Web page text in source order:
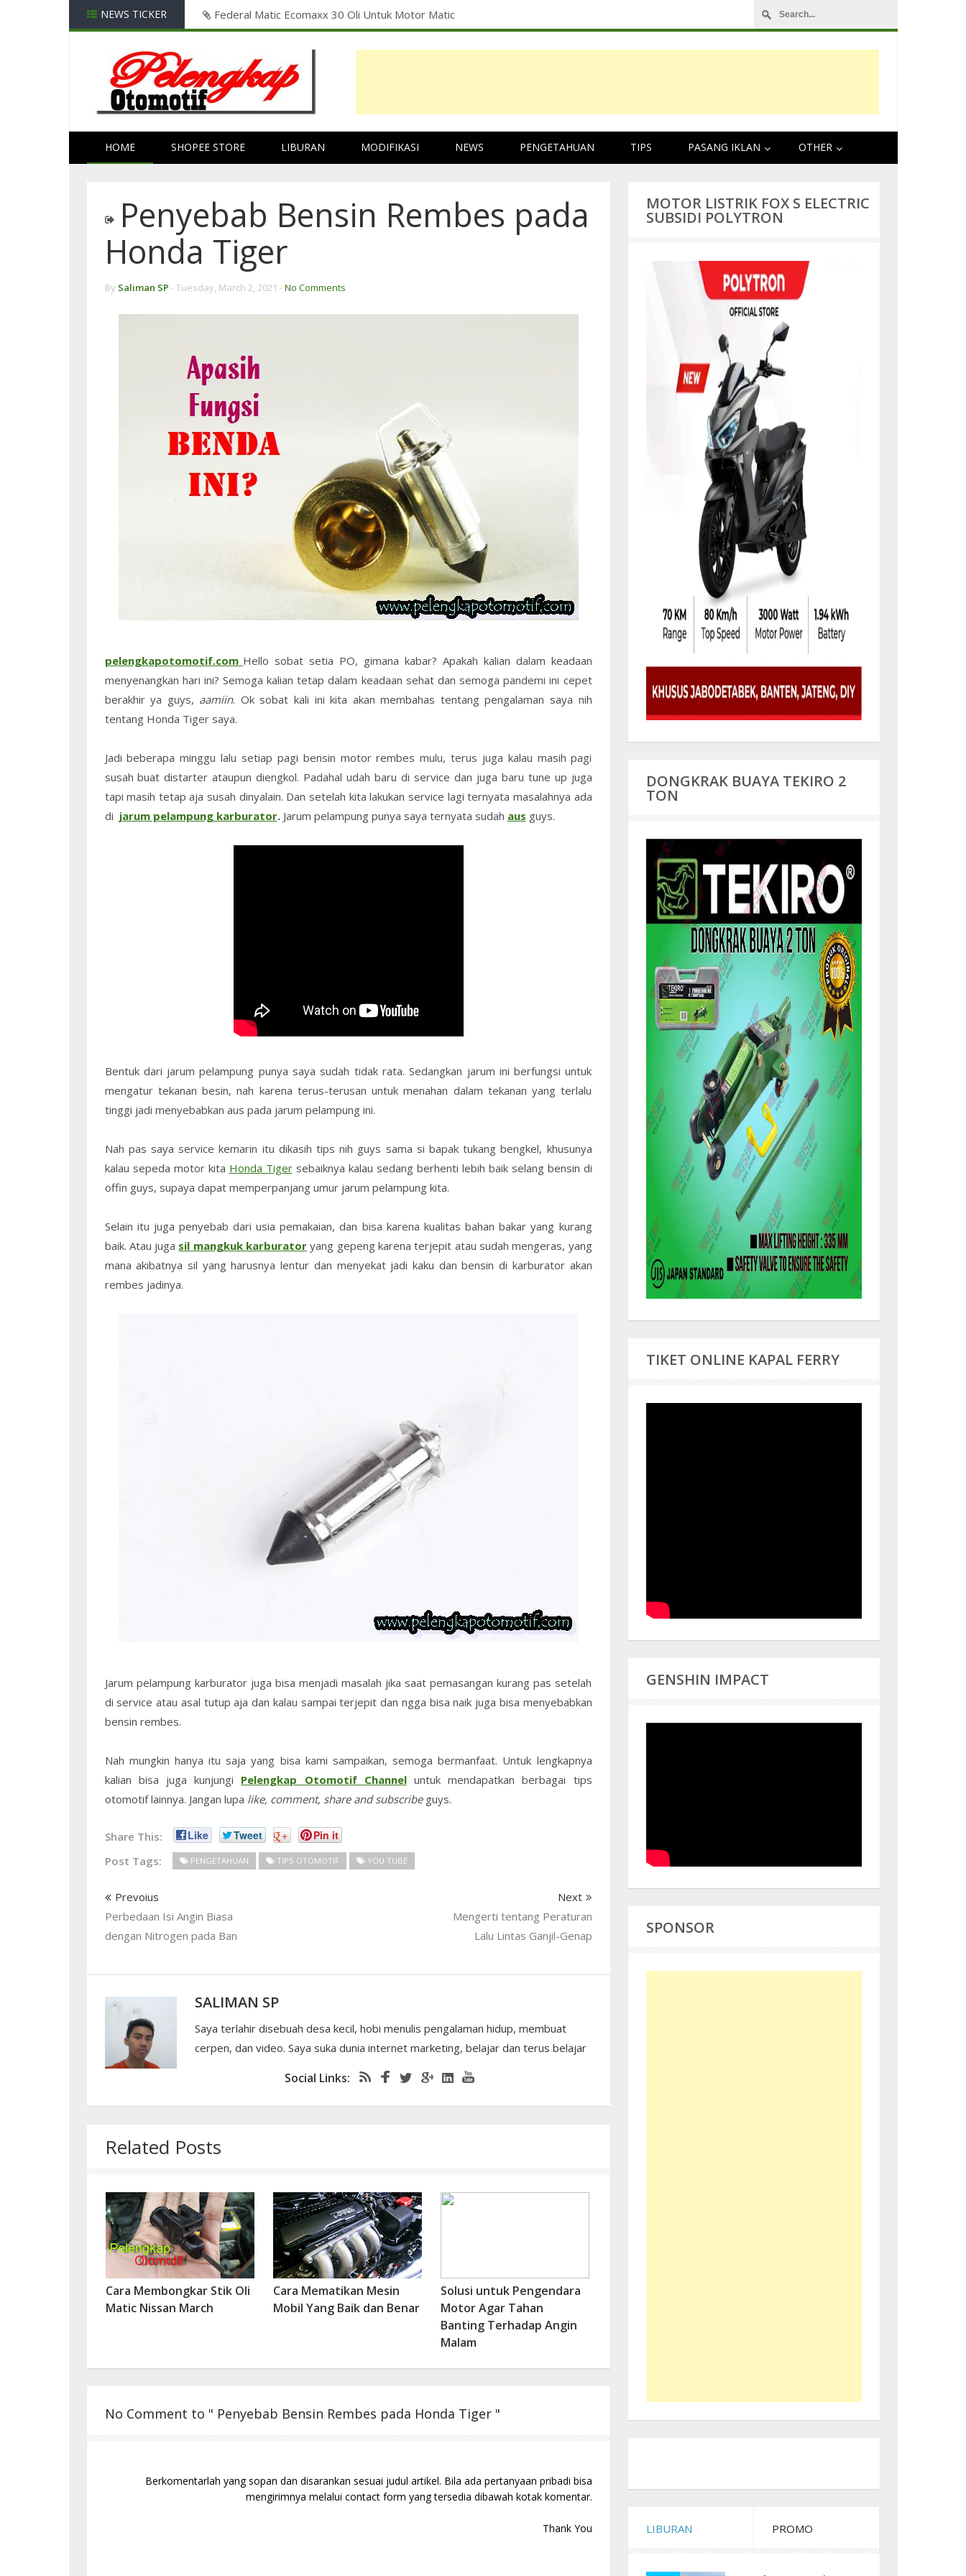
NEWS TICKER Federal Matic Ecomaxx 30 Oli Untuk Motor Matic
HOME SHOPEE STORE LIBURAN MODIFIKASI NEWS PENGETAHUAN TIPS PASANG IKLAN OTHER
Penyebab Bensin Rembes pada
Honda Tiger
By Saliman SP -Tuesday, March 2, 2021 -No Comments
pelengkapotomotif.com_ Hello sobat setia PO, gimana kabar? Apakah kalian dalam keadaan
menyenangkan hari ini? Semoga kalian tetap dalam keadaan sehat dan semoga pandemi ini cepet
berakhir ya guys, aamiin. Ok sobat kali ini kita akan membahas tentang pengalaman saya nih
tentang Honda Tiger saya.
Jadi beberapa minggu lalu setiap pagi bensin motor rembes mulu, terus juga kalau masih pagi
susah buat distarter ataupun diengkol. Padahal udah baru di service dan juga baru tune up juga
tapi masih tetap aja susah dinyalain. Dan setelah kita lakukan service lagi ternyata masalahnya ada
di jarum pelampung karburator.Jarum pelampung punya saya ternyata sudah aus guys.
Bentuk dari jarum pelampung punya saya sudah tidak rata. Sedangkan jarum ini berfungsi untuk
mengatur tekanan besin, nah karena terus-terusan untuk menahan dalam tekanan yang terlalu
tinggi jadi menyebabkan aus pada jarum pelampung ini.
Nah pas saya service kemarin itu dikasih tips nih guys sama si bapak tukang bengkel, khusunya
kalau sepeda motor kita Honda Tigersebaiknya kalau sedang berhenti lebih baik selang bensin di
offin guys, supaya dapat memperpanjang umur jarum pelampung kita.
Selain itu juga penyebab dari usia pemakaian, dan bisa karena kualitas bahan bakar yang kurang
baik. Atau juga sil mangkuk karburator yang gepeng karena terjepit atau sudah mengeras, yang
mana akibatnya sil yang harusnya lentur dan menyekat jadi kaku dan bensin di karburator akan
rembes jadinya.
Jarum pelampung karburator juga bisa menjadi masalah jika saat pemasangan kurang pas setelah
di service atau asal tutup aja dan kalau sampai terjepit dan ngga bisa naik juga bisa menyebabkan
bensin rembes.
Nah mungkin hanya itu saja yang bisa kami sampaikan, semoga bermanfaat. Untuk lengkapnya
kalian bisa juga kunjungi Pelengkap Otomotif Channeluntuk mendapatkan berbagai tips
otomotif lainnya. Jangan lupa like, comment, share and subscribeguys.
Share This: Like Tweet +
Pin it
Post Tags:
PENGETAHUAN TIPS OTOMOTIF YOU TUBE
Prevoius
Perbedaan Isi Angin Biasa
dengan Nitrogen pada Ban
Next
Mengerti tentang Peraturan
Lalu Lintas Ganjil-Genap
SALIMAN SP
Saya terlahir disebuah desa kecil, hobi menulis pengalaman hidup, membuat
cerpen, dan video. Saya suka dunia internet marketing, belajar dan terus belajar
Social Links:
Related Posts
Cara Membongkar Stik Oli
Matic Nissan March
Cara Mematikan Mesin
Mobil Yang Baik dan Benar
Solusi untuk Pengendara
Motor Agar Tahan
Banting Terhadap Angin
Malam
No Comment to " Penyebab Bensin Rembes pada Honda Tiger "
Berkomentarlah yang sopan dan disarankan sesuai judul artikel. Bila ada pertanyaan pribadi bisa
mengirimnya melalui contact form yang tersedia dibawah kotak komentar.
Thank You
MOTOR LISTRIK FOX S ELECTRIC
SUBSIDI POLYTRON
DONGKRAK BUAYA TEKIRO 2
TON
TIKET ONLINE KAPAL FERRY
GENSHIN IMPACT
SPONSOR
LIBURAN PROMO